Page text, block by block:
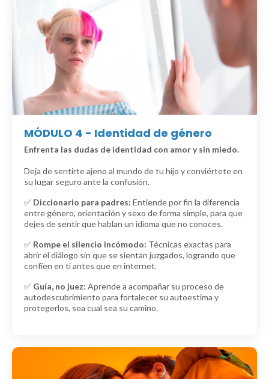
MÓDULO 4 - Identidad de género
Enfrenta las dudas de identidad con amor y sin miedo.
Deja de sentirte ajeno al mundo de tu hijo y conviértete en
su lugar seguro ante la confusión.
✅ Diccionario para padres: Entiende por fin la diferencia
entre género, orientación y sexo de forma simple, para que
dejes de sentir que hablan un idioma que no conoces.
✅ Rompe el silencio incómodo: Técnicas exactas para
abrir el diálogo sin que se sientan juzgados, logrando que
confíen en ti antes que en internet.
✅ Guía, no juez: Aprende a acompañar su proceso de
autodescubrimiento para fortalecer su autoestima y
protegerlos, sea cual sea su camino.